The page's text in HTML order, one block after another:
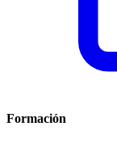
Formación